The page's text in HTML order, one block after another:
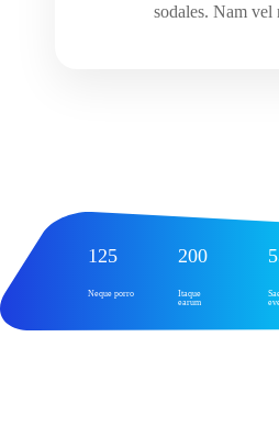
sodales. Nam vel
125
Neque porro
200
Itaque
earum